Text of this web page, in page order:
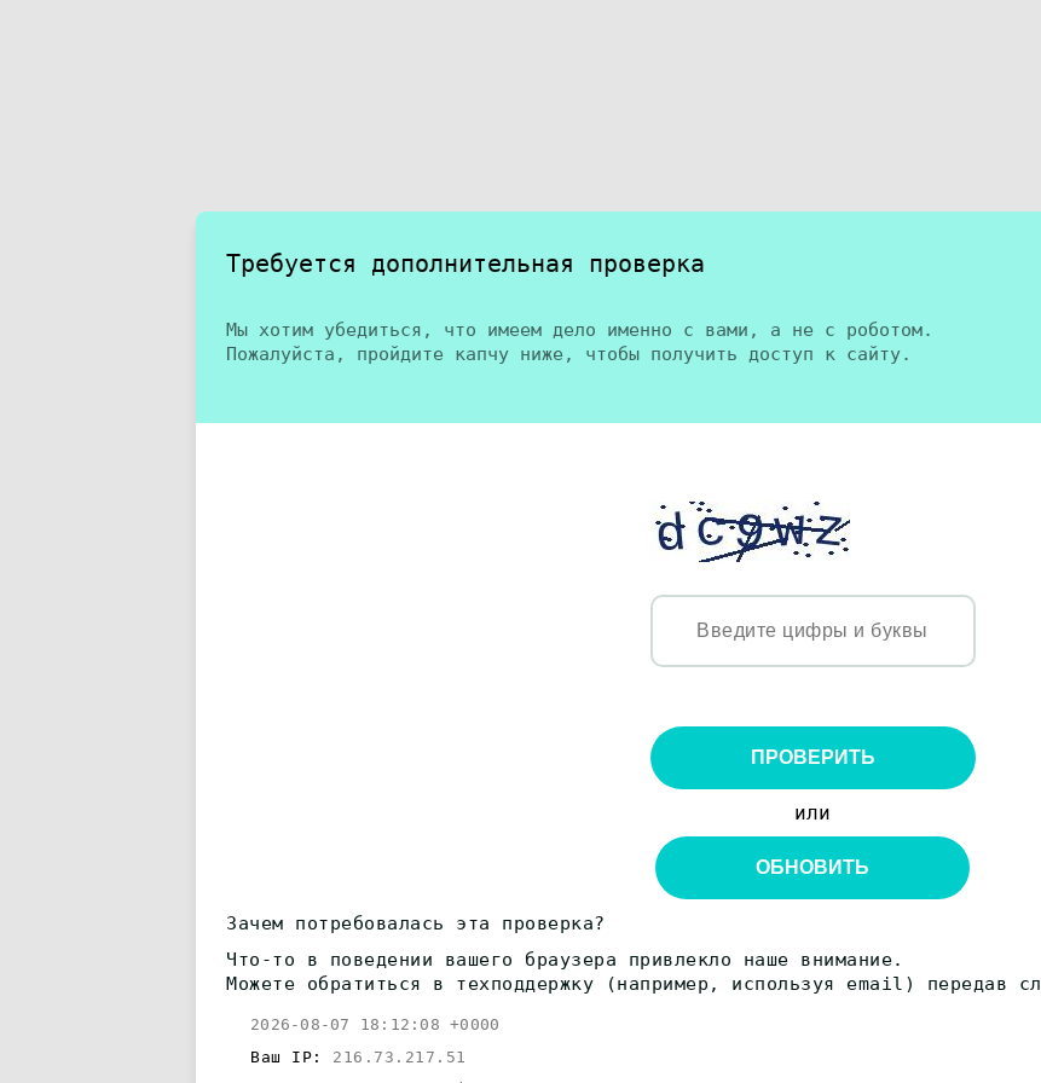
Требуется дополнительная проверка
Мы хотим убедиться, что имеем дело именно с вами, а не с роботом.
Пожалуйста, пройдите капчу ниже, чтобы получить доступ к сайту.
ПРОВЕРИТЬ
или
ОБНОВИТЬ
Зачем потребовалась эта проверка?
Что-то в поведении вашего браузера привлекло наше внимание.
Можете обратиться в техподдержку (например, используя email) передав
2026-08-07 18:12:08 +0000
Ваш IP: 216.73.217.51